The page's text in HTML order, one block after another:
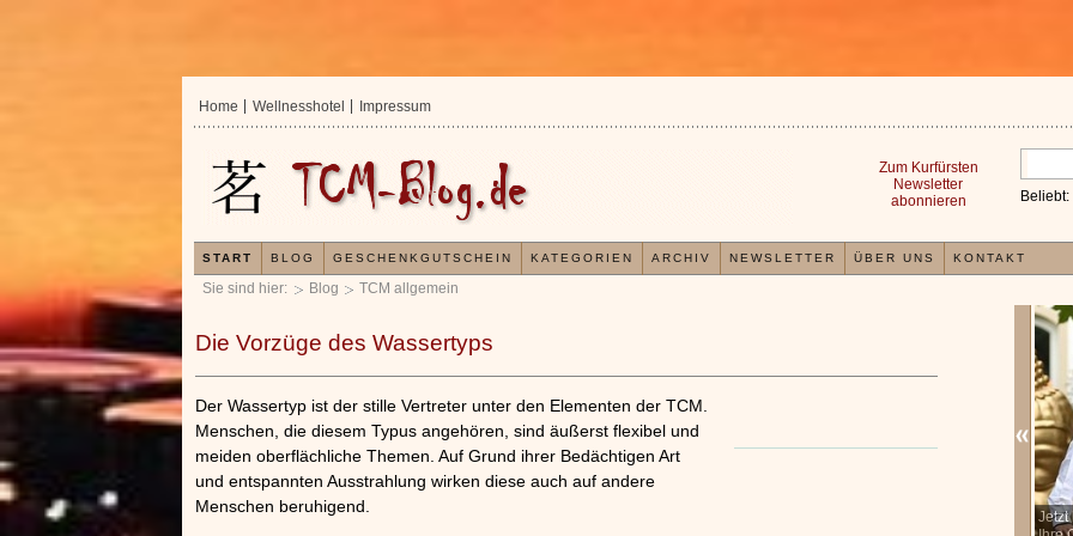
Sie sind hier: Blog TCM allgemein
Die Vorzüge des Wassertyps
Der Wassertyp ist der stille Vertreter unter den Elementen der TCM.
Menschen, die diesem Typus angehören, sind äußerst flexibel und
meiden oberflächliche Themen. Auf Grund ihrer Bedächtigen Art
und entspannten Ausstrahlung wirken diese auch auf andere
Menschen beruhigend.
Jetzt
Home Wellnesshotel Impressum
Beliebt:
Zum Kurfürsten
Newsletter
abonnieren
START BLOG GESCHENKGUTSCHEIN KATEGORIEN ARCHIV NEWSLETTER ÜBER UNS KONTAKT